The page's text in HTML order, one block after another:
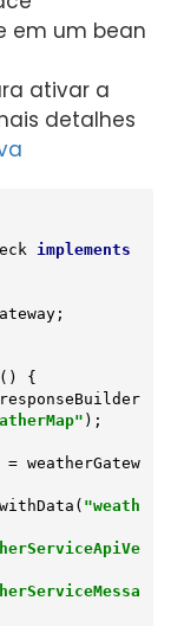
em um bean
ativar a
detalhes
implements
()
{
);
"weath